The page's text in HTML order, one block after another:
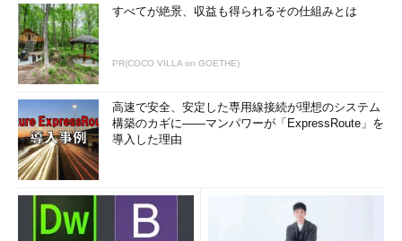
すべてが絶景、収益も得られるその仕組みとは
PR(COCO VILLA on GOETHE)
高速で安全、安定した専用線接続が理想のシステム
構築のカギに――マンパワーが「ExpressRoute」を
導入した理由